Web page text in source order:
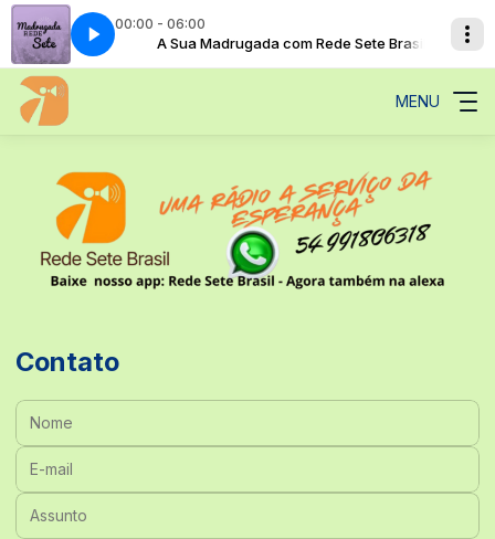
00:00 - 06:00
Sete Brasil A Sua Madrugada com Rede Sete Brasil
MENU
Contato
Nome:
E-mail:
Assunto: